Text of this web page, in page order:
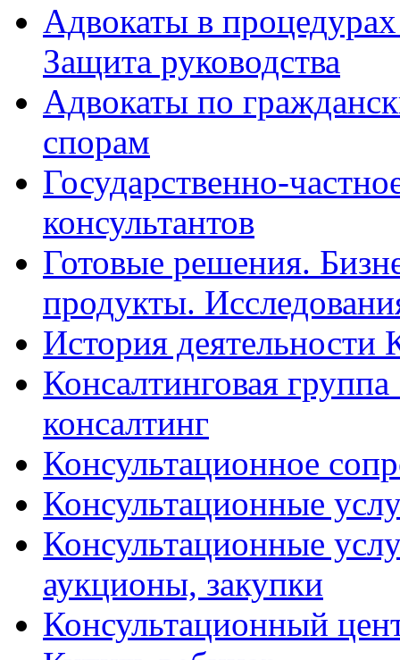
Адвокаты в
Защита руководства
Адвокаты по
спорам
Государственно-
консультантов
Готовые решения.
продукты.
История деятельности
Консалтинговая
консалтинг
Консультационное
Консультационные
Консультационные
аукционы, закупки
Консультационный